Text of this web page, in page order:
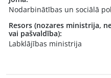
Nodarbinātības un sociālā
Resors (nozares ministrija,
vai pašvaldība):
Labklājības ministrija